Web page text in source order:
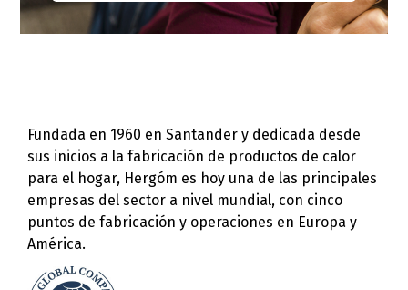
Fundada en 1960 en Santander y dedicada desde
sus inicios a la fabricación de productos de calor
para el hogar, Hergóm es hoy una de las principales
empresas del sector a nivel mundial, con cinco
puntos de fabricación y operaciones en Europa y
América.